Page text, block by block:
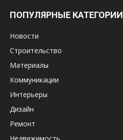
ПОПУЛЯРНЫЕ КАТЕГОРИИ
Новости
Строительство
Материалы
Коммуникации
Интерьеры
Дизайн
Ремонт